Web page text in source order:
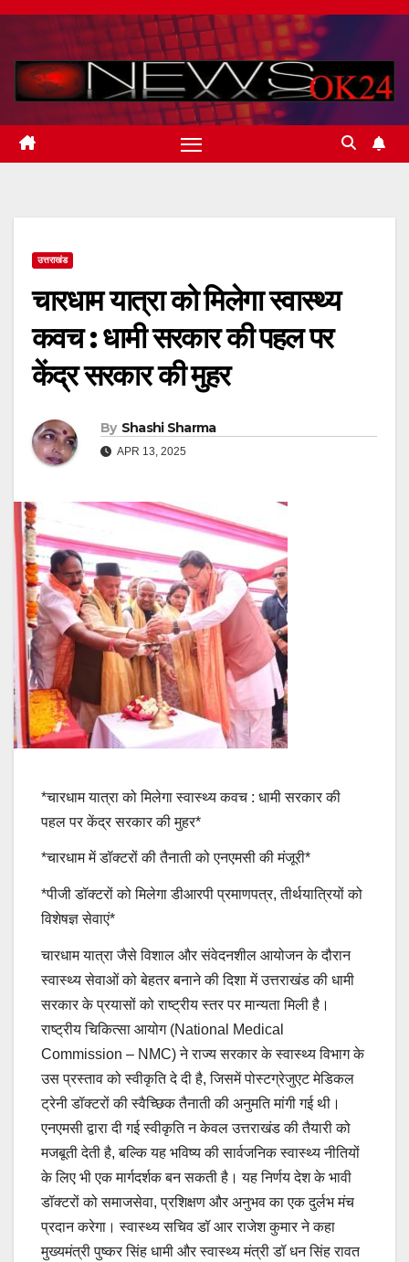
Skip
content
उत्तराखंड
चारधाम यात्रा को मिलेगा स्वास्थ्य
कवच : धामी सरकार की पहल पर
केंद्र सरकार की मुहर
By Shashi Sharma
APR 13, 2025
*चारधाम यात्रा को मिलेगा स्वास्थ्य कवच : धामी सरकार की
पहल पर केंद्र सरकार की मुहर*
*चारधाम में डॉक्टरों की तैनाती को एनएमसी की मंजूरी*
*पीजी डॉक्टरों को मिलेगा डीआरपी प्रमाणपत्र, तीर्थयात्रियों को
विशेषज्ञ सेवाएं*
चारधाम यात्रा जैसे विशाल और संवेदनशील आयोजन के दौरान
स्वास्थ्य सेवाओं को बेहतर बनाने की दिशा में उत्तराखंड की धामी
सरकार के प्रयासों को राष्ट्रीय स्तर पर मान्यता मिली है।
राष्ट्रीय चिकित्सा आयोग (National Medical
Commission – NMC) ने राज्य सरकार के स्वास्थ्य विभाग के
उस प्रस्ताव को स्वीकृति दे दी है, जिसमें पोस्टग्रेजुएट मेडिकल
ट्रेनी डॉक्टरों की स्वैच्छिक तैनाती की अनुमति मांगी गई थी।
एनएमसी द्वारा दी गई स्वीकृति न केवल उत्तराखंड की तैयारी को
मजबूती देती है, बल्कि यह भविष्य की सार्वजनिक स्वास्थ्य नीतियों
के लिए भी एक मार्गदर्शक बन सकती है। यह निर्णय देश के भावी
डॉक्टरों को समाजसेवा, प्रशिक्षण और अनुभव का एक दुर्लभ मंच
प्रदान करेगा। स्वास्थ्य सचिव डॉ आर राजेश कुमार ने कहा
मुख्यमंत्री पुष्कर सिंह धामी और स्वास्थ्य मंत्री डॉ धन सिंह रावत